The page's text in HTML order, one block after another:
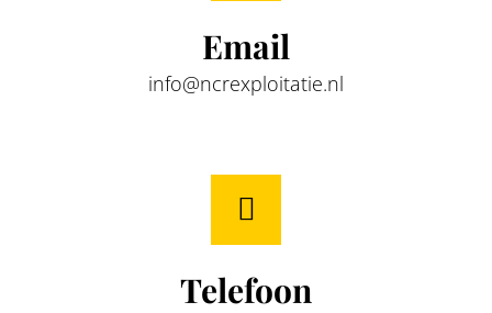
Email
info@ncrexploitatie.nl
Telefoon